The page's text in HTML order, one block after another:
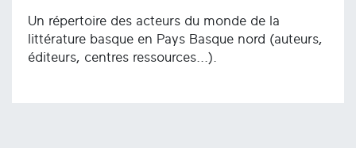
Un répertoire des acteurs du monde de la
littérature basque en Pays Basque nord (auteurs,
éditeurs, centres ressources...).